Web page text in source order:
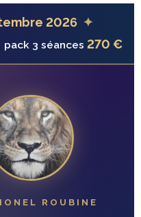
2026 ✦
pack 3 séances 270 €
ROUBINE